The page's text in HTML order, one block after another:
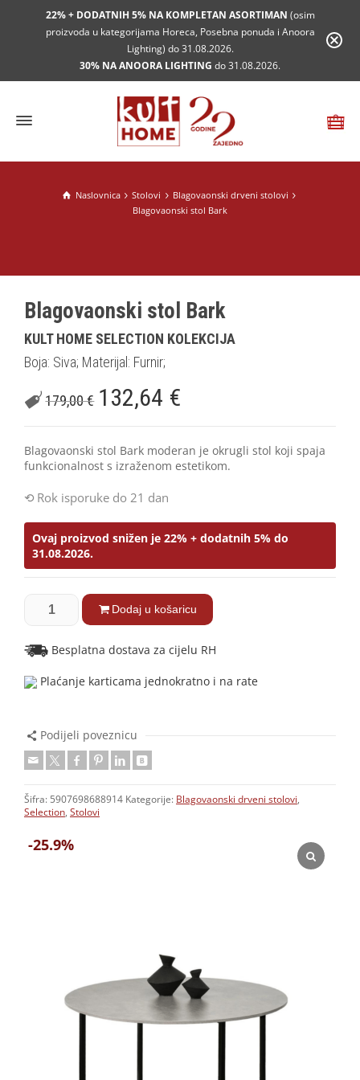
22% + DODATNIH 5% NA KOMPLETAN ASORTIMAN (osim
proizvoda u kategorijama Horeca, Posebna ponuda i Anoora
Lighting) do 31.08.2026.
30% NA ANOORA LIGHTING do 31.08.2026.
Naslovnica Stolovi
Blagovaonski drveni stolovi
Blagovaonski stol Bark
-25.9%
Blagovaonski stol Bark
KULT HOME SELECTION KOLEKCIJA
Boja: Siva; Materijal: Furnir;
179,00€ 132,64 €
Blagovaonski stol Bark moderan je okrugli stol koji spaja
funkcionalnost s izraženom estetikom.
Rok isporuke do 21 dan
Ovaj proizvod snižen je 22% + dodatnih 5% do
31.08.2026.
Dodaj u košaricu
Besplatna dostava za cijelu RH
Plaćanje karticama jednokratno i na rate
Podijeli poveznicu
Šifra: 5907698688914 Kategorije: Blagovaonski drveni stolovi,
Selection, Stolovi